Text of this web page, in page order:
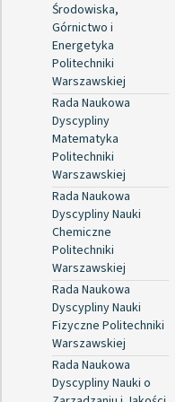
Środowiska,
Górnictwo i
Energetyka
Politechniki
Warszawskiej
Rada Naukowa
Dyscypliny
Matematyka
Politechniki
Warszawskiej
Rada Naukowa
Dyscypliny Nauki
Chemiczne
Politechniki
Warszawskiej
Rada Naukowa
Dyscypliny Nauki
Fizyczne Politechniki
Warszawskiej
Rada Naukowa
Dyscypliny Nauki o